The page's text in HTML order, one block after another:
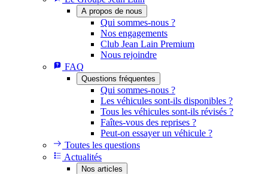
A propos de nous
Qui sommes-nous ?
Nos engagements
Club Jean Lain Premium
Nous rejoindre
FAQ
Questions fréquentes
Qui sommes-nous ?
Les véhicules sont-ils disponibles ?
Tous les véhicules sont-ils révisés ?
Faîtes-vous des reprises ?
Peut-on essayer un véhicule ?
Toutes les questions
Actualités
Nos articles